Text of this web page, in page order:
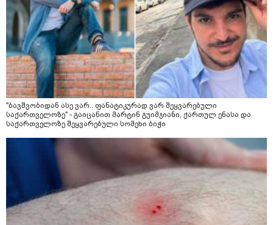
"ბავშვობიდან ასე ვარ.. ფანატიკურად ვარ შეყვარებული
საქართველოზე" - გაიცანით მარტინ გუიმჯიანი, ქართულ ენასა და
საქართველოზე შეყვარებული სომეხი ბიჭი